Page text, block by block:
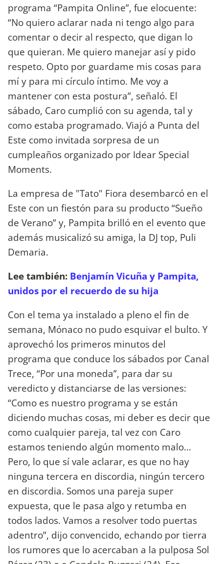
programa “Pampita Online”, fue elocuente:
“No quiero aclarar nada ni tengo algo para
comentar o decir al respecto, que digan lo
que quieran. Me quiero manejar así y pido
respeto. Opto por guardame mis cosas para
mí y para mi círculo íntimo. Me voy a
mantener con esta postura”, señaló. El
sábado, Caro cumplió con su agenda, tal y
como estaba programado. Viajó a Punta del
Este como invitada sorpresa de un
cumpleaños organizado por Idear Special
Moments.
La empresa de "Tato" Fiora desembarcó en el
Este con un fiestón para su producto “Sueño
de Verano” y, Pampita brilló en el evento que
además musicalizó su amiga, la DJ top, Puli
Demaria.
Lee también: Benjamín Vicuña y Pampita,
unidos por el recuerdo de su hija
Con el tema ya instalado a pleno el fin de
semana, Mónaco no pudo esquivar el bulto. Y
aprovechó los primeros minutos del
programa que conduce los sábados por Canal
Trece, “Por una moneda”, para dar su
veredicto y distanciarse de las versiones:
“Como es nuestro programa y se están
diciendo muchas cosas, mi deber es decir que
como cualquier pareja, tal vez con Caro
estamos teniendo algún momento malo...
Pero, lo que sí vale aclarar, es que no hay
ninguna tercera en discordia, ningún tercero
en discordia. Somos una pareja super
expuesta, que le pasa algo y retumba en
todos lados. Vamos a resolver todo puertas
adentro”, dijo convencido, echando por tierra
los rumores que lo acercaban a la pulposa Sol